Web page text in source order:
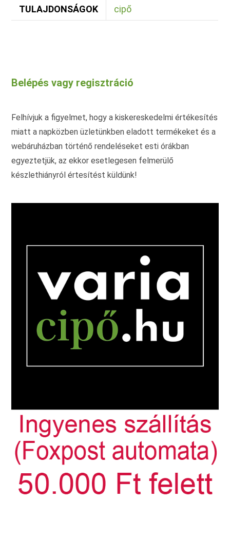
TULAJDONSÁGOK cipő
Belépés vagy regisztráció
Felhívjuk a figyelmet, hogy a kiskereskedelmi értékesítés
miatt a napközben üzletünkben eladott termékeket és a
webáruházban történő rendeléseket esti órákban
egyeztetjük, az ekkor esetlegesen felmerülő
készlethiányról értesítést küldünk!